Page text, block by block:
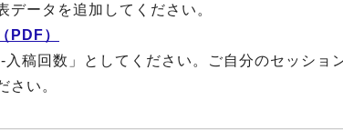
データを追加してください。
PDF）
稿回数」としてください。ご自分のセッショ
さい。